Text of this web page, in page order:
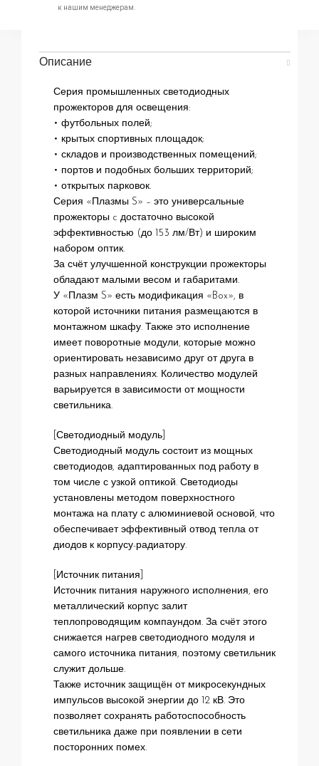
к нашим менеджерам.
Описание
Серия промышленных светодиодных
прожекторов для освещения:
• футбольных полей;
• крытых спортивных площадок;
• складов и производственных помещений;
• портов и подобных больших территорий;
• открытых парковок.
Серия «Плазмы S» – это универсальные
прожекторы c достаточно высокой
эффективностью (до 153 лм/Вт) и широким
набором оптик.
За счёт улучшенной конструкции прожекторы
обладают малыми весом и габаритами.
У «Плазм S» есть модификация «Box», в
которой источники питания размещаются в
монтажном шкафу. Также это исполнение
имеет поворотные модули, которые можно
ориентировать независимо друг от друга в
разных направлениях. Количество модулей
варьируется в зависимости от мощности
светильника.
[Светодиодный модуль]
Светодиодный модуль состоит из мощных
светодиодов, адаптированных под работу в
том числе с узкой оптикой. Светодиоды
установлены методом поверхностного
монтажа на плату с алюминиевой основой, что
обеспечивает эффективный отвод тепла от
диодов к корпусу-радиатору.
[Источник питания]
Источник питания наружного исполнения, его
металлический корпус залит
теплопроводящим компаундом. За счёт этого
снижается нагрев светодиодного модуля и
самого источника питания, поэтому светильник
служит дольше.
Также источник защищён от микросекундных
импульсов высокой энергии до 12 кВ. Это
позволяет сохранять работоспособность
светильника даже при появлении в сети
посторонних помех.